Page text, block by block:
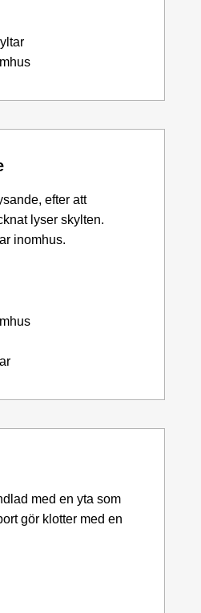
efter att
lyser skylten.
inomhus.
med en yta som
gör klotter med en